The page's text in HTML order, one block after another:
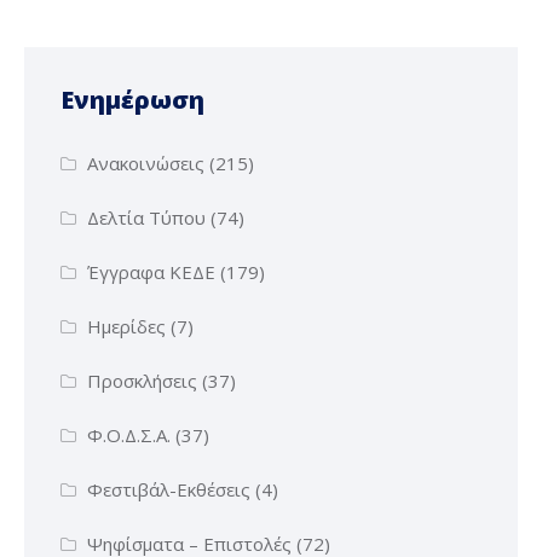
Ενημέρωση
Ανακοινώσεις (215)
Δελτία Τύπου (74)
Έγγραφα ΚΕΔΕ (179)
Ημερίδες (7)
Προσκλήσεις (37)
Φ.Ο.Δ.Σ.Α. (37)
Φεστιβάλ-Εκθέσεις (4)
Ψηφίσματα – Επιστολές (72)